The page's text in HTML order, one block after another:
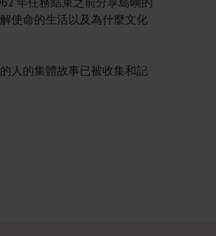
使命的生活以及為什麼文化
人的集體故事已被收集和記